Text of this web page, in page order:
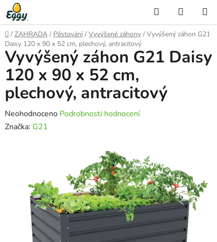
Přejít
na
obsah
Hledat
KOŠÍK
Domů
/ ZAHRADA / Pěstování / Vyvýšené záhony / Vyvýšený záhon G21
Daisy 120 x 90 x 52 cm, plechový, antracitový
Vyvýšený záhon G21 Daisy
120 x 90 x 52 cm,
plechový, antracitový
Průměrné
hodnocení
hvězdiček.
Neohodnoceno Podrobnosti hodnocení
Značka: G21